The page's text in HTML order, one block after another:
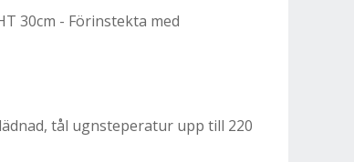
30cm - Förinstekta med
tål ugnsteperatur upp till 220